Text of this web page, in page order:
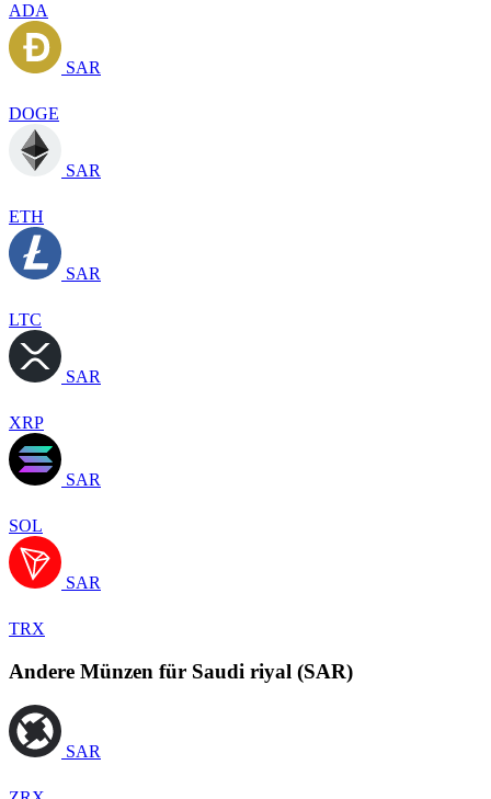
ADA
SAR
DOGE
SAR
ETH
SAR
LTC
SAR
XRP
SAR
SOL
SAR
TRX
Andere Münzen für Saudi riyal (SAR)
SAR